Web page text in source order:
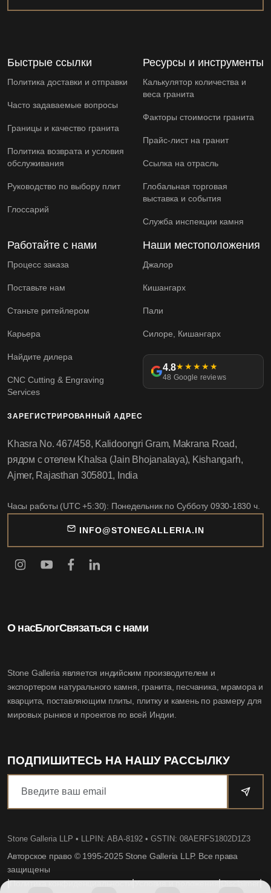
Быстрые ссылки
Политика доставки и отправки
Часто задаваемые вопросы
Границы и качество гранита
Политика возврата и условия
обслуживания
Руководство по выбору плит
Глоссарий
Ресурсы и инструменты
Калькулятор количества и
веса гранита
Факторы стоимости гранита
Прайс-лист на гранит
Ссылка на отрасль
Глобальная торговая
выставка и события
Служба инспекции камня
Работайте с нами
Процесс заказа
Поставьте нам
Станьте ритейлером
Карьера
Найдите дилера
CNC Cutting & Engraving
Services
Наши местоположения
Джалор
Кишангарх
Пали
Силоре, Кишангарх
4.8★★★★★
48 Google reviews
О насБлогСвязаться с нами
Stone Galleria является индийским производителем и
экспортером натурального камня, гранита, песчаника, мрамора и
кварцита, поставляющим плиты, плитку и камень по размеру для
мировых рынков и проектов по всей Индии.
ПОДПИШИТЕСЬ НА НАШУ РАССЫЛКУ
Stone Galleria LLP • LLPIN: ABA-8192 • GSTIN: 08AERFS1802D1Z3
Авторское право © 1995-2025 Stone Galleria LLP. Все права
защищены
|Политика конфиденциальности|Условия и положения|Disclaimer|
ЗАРЕГИСТРИРОВАННЫЙ АДРЕС
Khasra No. 467/458, Kalidoongri Gram, Makrana Road,
рядом с отелем Khalsa (Jain Bhojanalaya), Kishangarh,
Ajmer, Rajasthan 305801, India
Часы работы (UTC +5:30): Понедельник по Субботу 0930-1830 ч.
INFO@STONEGALLERIA.IN